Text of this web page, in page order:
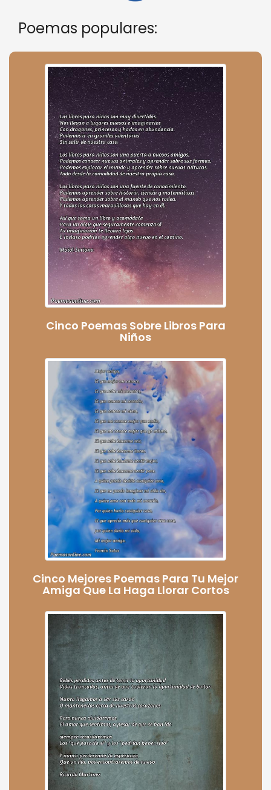
Poemas populares:
Cinco Poemas Sobre Libros Para
Niños
Cinco Mejores Poemas Para Tu Mejor
Amiga Que La Haga Llorar Cortos